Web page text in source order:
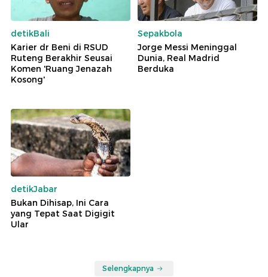
detikBali
Karier dr Beni di RSUD
Ruteng Berakhir Seusai
Komen 'Ruang Jenazah
Kosong'
Sepakbola
Jorge Messi Meninggal
Dunia, Real Madrid
Berduka
detikJabar
Bukan Dihisap, Ini Cara
yang Tepat Saat Digigit
Ular
Selengkapnya